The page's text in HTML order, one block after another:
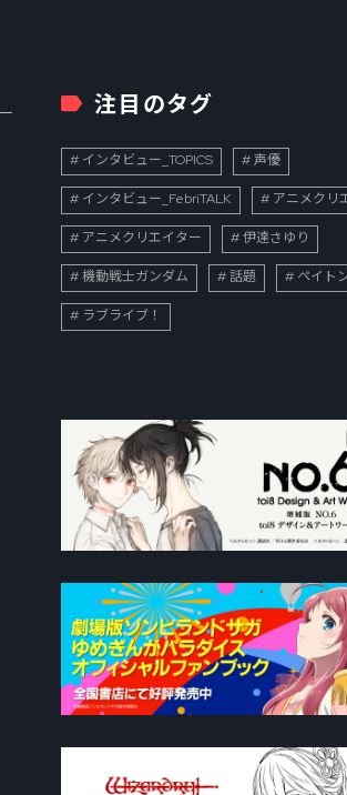
注目のタグ
インタビュー_TOPICS 声優
インタビュー_FebriTALK アニメクリ
アニメクリエイター 伊達さゆり
機動戦士ガンダム 話題 ペイト
ラブライブ！